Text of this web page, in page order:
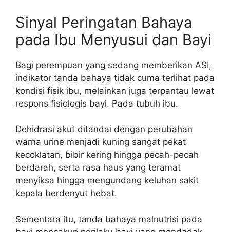
Sinyal Peringatan Bahaya
pada Ibu Menyusui dan Bayi
Bagi perempuan yang sedang memberikan ASI,
indikator tanda bahaya tidak cuma terlihat pada
kondisi fisik ibu, melainkan juga terpantau lewat
respons fisiologis bayi. Pada tubuh ibu.
Dehidrasi akut ditandai dengan perubahan
warna urine menjadi kuning sangat pekat
kecoklatan, bibir kering hingga pecah-pecah
berdarah, serta rasa haus yang teramat
menyiksa hingga mengundang keluhan sakit
kepala berdenyut hebat.
Sementara itu, tanda bahaya malnutrisi pada